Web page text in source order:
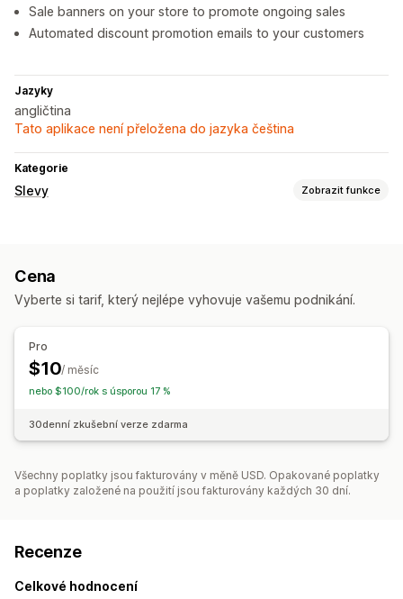
Sale banners on your store to promote ongoing sales
Automated discount promotion emails to your customers
Jazyky
angličtina
Tato aplikace není přeložena do jazyka čeština
Kategorie
Slevy Zobrazit funkce
Bannery
Automatizace
Cena
Vyberte si tarif, který nejlépe vyhovuje vašemu podnikání.
Pro
$10/ měsíc
nebo $100/rok s úsporou 17 %
30denní zkušební verze zdarma
Všechny poplatky jsou fakturovány v měně USD. Opakované poplatky
a poplatky založené na použití jsou fakturovány každých 30 dní.
Recenze
Celkové hodnocení